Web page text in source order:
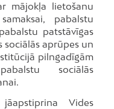
mājokļa lietošanu
pabalstu
patstāvīgas
sociālās aprūpes un
pilngadīgām
sociālās
Vides